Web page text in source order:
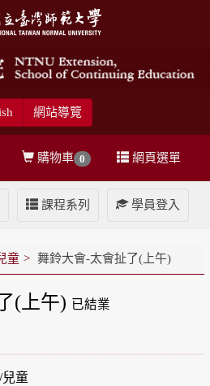
網站導覽
網頁選單
購物車 0
學員登入
課程系列
童 舞鈴大會-太會扯了(上午)
(上午) 已結業
童